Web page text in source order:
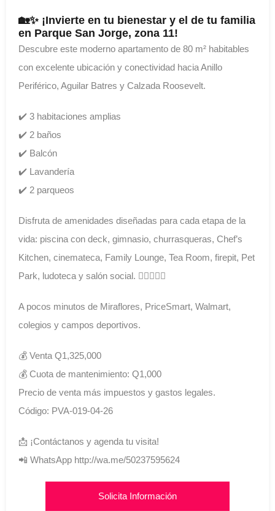
🏡✨ ¡Invierte en tu bienestar y el de tu familia
en Parque San Jorge, zona 11!
Descubre este moderno apartamento de 80 m² habitables
con excelente ubicación y conectividad hacia Anillo
Periférico, Aguilar Batres y Calzada Roosevelt.
✔️ 3 habitaciones amplias
✔️ 2 baños
✔️ Balcón
✔️ Lavandería
✔️ 2 parqueos
Disfruta de amenidades diseñadas para cada etapa de la
vida: piscina con deck, gimnasio, churrasqueras, Chef’s
Kitchen, cinemateca, Family Lounge, Tea Room, firepit, Pet
Park, ludoteca y salón social. 🏊‍♂️🏋️‍♀️🐾
A pocos minutos de Miraflores, PriceSmart, Walmart,
colegios y campos deportivos.
💰 Venta Q1,325,000
💰 Cuota de mantenimiento: Q1,000
Precio de venta más impuestos y gastos legales.
Código: PVA-019-04-26
📩 ¡Contáctanos y agenda tu visita!
📲 WhatsApp http://wa.me/50237595624
Solicita Información